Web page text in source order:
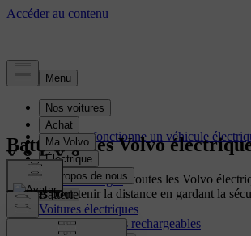
Électrification
Comment fonctionne un véhicule
Recharge
Autonomie
Coûts-avantages
Batterie
Voitures électriques
Voitures hybrides rechargeables
Batteries des Volvo
Nos batteries alimentent toutes les Volvo
conçues pour tenir la distance en gardant la